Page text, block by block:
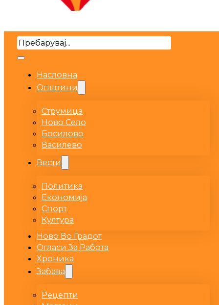
Search
Насловна
Општини
Струмица
Ново Село
Босилово
Василево
Вести
Политика
Економија
Спорт
Култура
Ново Во Градот
Огласи За Работа
Хроника
Забава
Рецепти